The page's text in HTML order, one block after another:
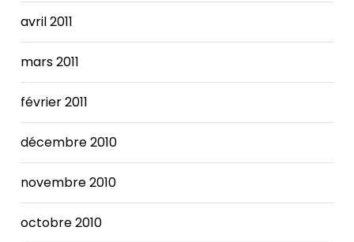
avril 2011
mars 2011
février 2011
décembre 2010
novembre 2010
octobre 2010